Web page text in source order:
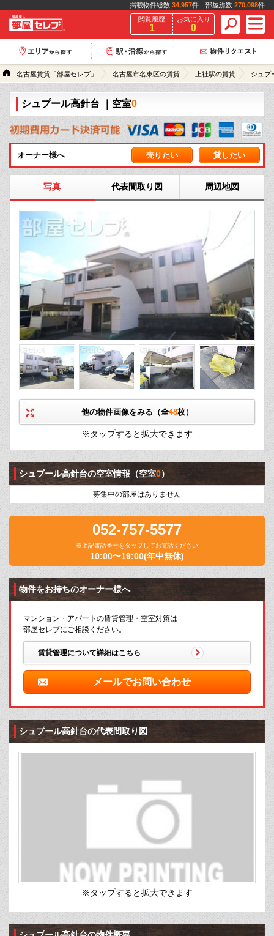
掲載物件総数 34,957件 部屋総数 270,098件
閲覧履歴
1
お気に入り
0
名古屋賃貸「部屋セレブ」 名古屋市名東区の賃貸 上社駅の賃貸 シュプ
シュプール高針台 ｜空室0
オーナー様へ 売りたい 貸したい
写真 代表間取り図 周辺地図
他の物件画像をみる（全48枚）
※タップすると拡大できます
シュプール高針台の空室情報 （空室0）
募集中の部屋はありません
052-757-5577
※上記電話番号をタップしてお電話ください
10:00〜19:00(年中無休)
物件をお持ちのオーナー様へ
マンション・アパートの賃貸管理・空室対策は
部屋セレブにご相談ください。
賃貸管理について詳細はこちら
メールでお問い合わせ
シュプール高針台の代表間取り図
※タップすると拡大できます